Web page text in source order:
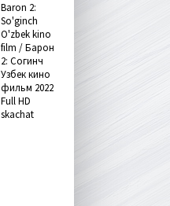
Baron 2:
So'ginch
O'zbek kino
film / Барон
2: Согинч
Узбек кино
фильм 2022
Full HD
skachat